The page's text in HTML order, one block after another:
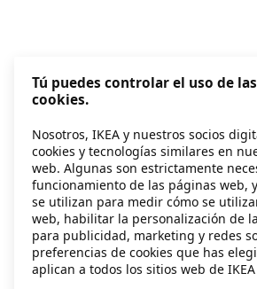
Tú puedes controlar el uso de las
cookies.
Nosotros, IKEA y nuestros socios
cookies y tecnologías similares en
web. Algunas son estrictamente
funcionamiento de las páginas web,
se utilizan para medir cómo se
web, habilitar la personalización de
para publicidad, marketing y redes
preferencias de cookies que has
aplican a todos los sitios web de